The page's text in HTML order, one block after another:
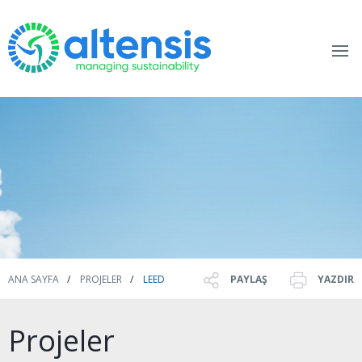
ANA SAYFA PROJELER LEED PAYLAŞ YAZDIR
Projeler